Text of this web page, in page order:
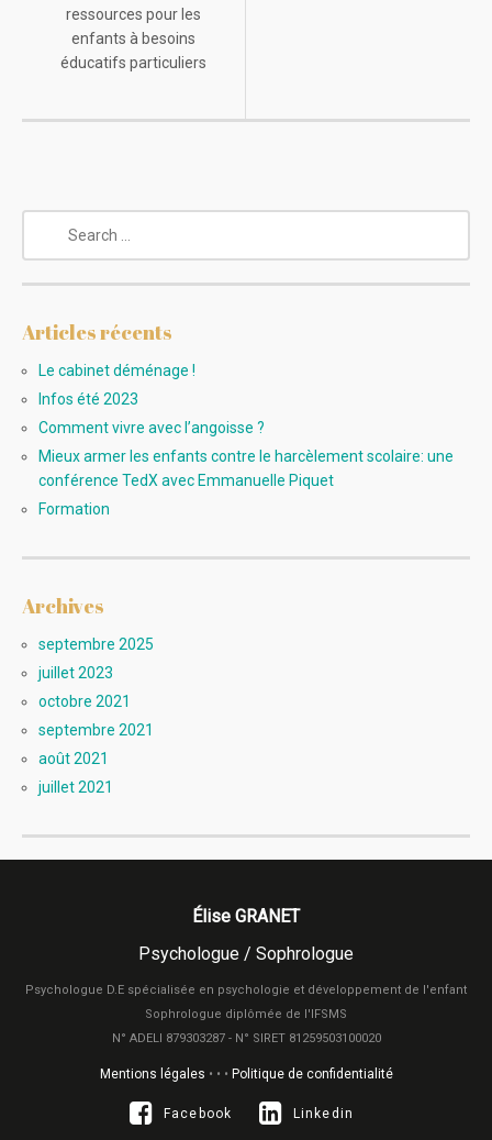
ressources pour les
enfants à besoins
éducatifs particuliers
Articles récents
Le cabinet déménage !
Infos été 2023
Comment vivre avec l’angoisse ?
Mieux armer les enfants contre le harcèlement scolaire: une
conférence TedX avec Emmanuelle Piquet
Formation
Archives
septembre 2025
juillet 2023
octobre 2021
septembre 2021
août 2021
juillet 2021
Élise GRANET
Psychologue / Sophrologue
Psychologue D.E spécialisée en psychologie et développement de l'enfant
Sophrologue diplômée de l'IFSMS
N° ADELI 879303287 - N° SIRET 81259503100020
Mentions légales • • • Politique de confidentialité
Facebook Linkedin